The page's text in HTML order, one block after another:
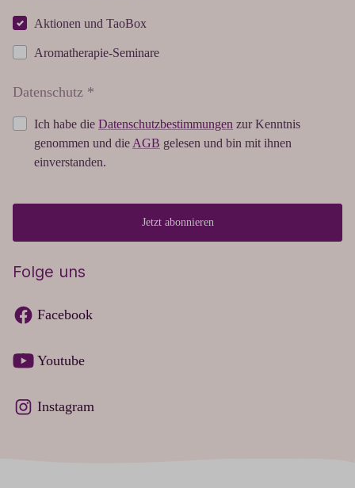
Aktionen und TaoBox
Aromatherapie-Seminare
Datenschutz *
Ich habe die Datenschutzbestimmungen zur Kenntnis
genommen und die AGB gelesen und bin mit ihnen
einverstanden.
Jetzt abonnieren
Folge uns
Facebook
Youtube
Instagram